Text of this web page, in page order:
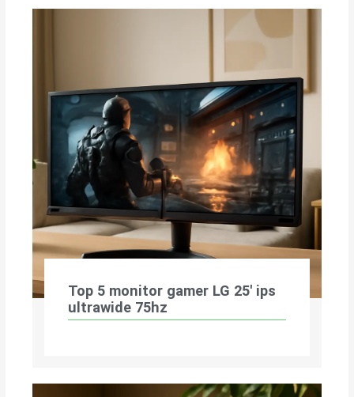
Top 5 monitor gamer LG 25′ ips
ultrawide 75hz